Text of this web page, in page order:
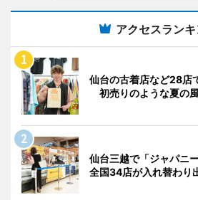
アクセスラン
仙台の古着店など28店
初売りのような夏の
仙台三越で「ジャパニ
全国34店が入れ替わり